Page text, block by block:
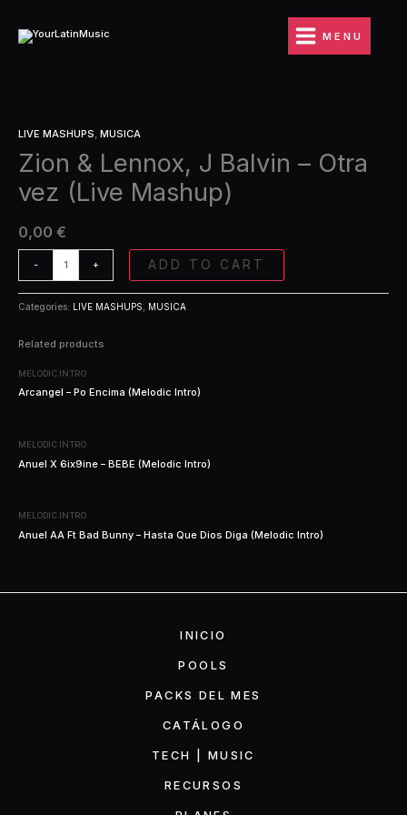
contenido
MENU
LIVE MASHUPS, MUSICA
Zion & Lennox, J Balvin – Otra
vez (Live Mashup)
0,00 €
-
&
Lennox,
J
Balvin
Otra
(Live
Mashup)
+ ADD TO CART
Categories: LIVE MASHUPS MUSICA
Related products
MELODIC INTRO
Arcangel – Po Encima (Melodic Intro)
MELODIC INTRO
Anuel X 6ix9ine – BEBE (Melodic Intro)
MELODIC INTRO
Anuel AA Ft Bad Bunny – Hasta Que Dios Diga (Melodic Intro)
INICIO
POOLS
PACKS DEL MES
CATÁLOGO
TECH | MUSIC
RECURSOS
Balvin
-
quantity